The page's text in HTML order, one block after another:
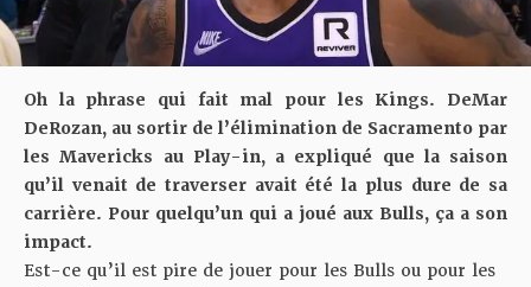
Oh la phrase qui fait mal pour les Kings. DeMar
DeRozan, au sortir de l’élimination de Sacramento par
les Mavericks au Play-in, a expliqué que la saison
qu’il venait de traverser avait été la plus dure de sa
carrière. Pour quelqu’un qui a joué aux Bulls, ça a son
impact.
Est-ce qu’il est pire de jouer pour les Bulls ou pour les